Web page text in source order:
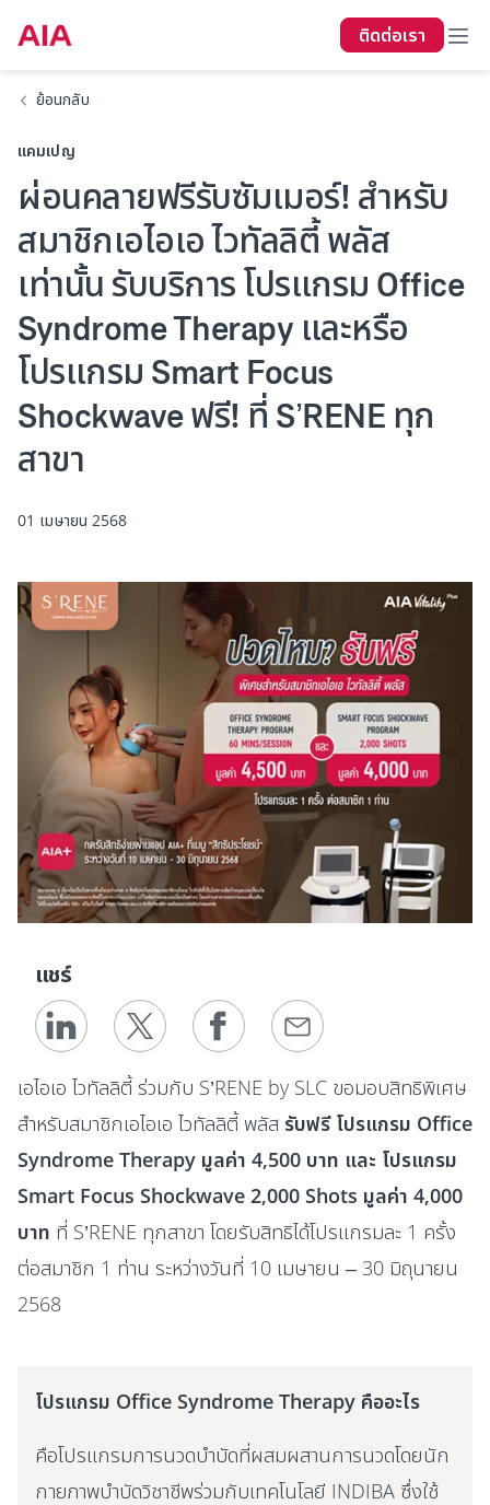
ติดต่อเรา
ย้อนกลับ
แคมเปญ
ผ่อนคลายฟรีรับซัมเมอร์! สำหรับ
สมาชิกเอไอเอ ไวทัลลิตี้ พลัส
เท่านั้น รับบริการ โปรแกรม Office
Syndrome Therapy และหรือ
โปรแกรม Smart Focus
Shockwave ฟรี! ที่ S’RENE ทุก
สาขา
01 เมษายน 2568
เอไอเอ ไวทัลลิตี้ ร่วมกับ S’RENE by SLC ขอมอบสิทธิพิเศษ
สำหรับสมาชิกเอไอเอ ไวทัลลิตี้ พลัส รับฟรี โปรแกรม Office
Syndrome Therapy มูลค่า 4,500 บาท และ โปรแกรม
Smart Focus Shockwave 2,000 Shots มูลค่า 4,000
บาท ที่ S’RENE ทุกสาขา โดยรับสิทธิได้โปรแกรมละ 1 ครั้ง
ต่อสมาชิก 1 ท่าน ระหว่างวันที่ 10 เมษายน – 30 มิถุนายน
2568
แชร์
โปรแกรม Office Syndrome Therapy คืออะไร
คือโปรแกรมการนวดบำบัดที่ผสมผสานการนวดโดยนัก
กายภาพบำบัดวิชาชีพร่วมกับเทคโนโลยี INDIBA ซึ่งใช้